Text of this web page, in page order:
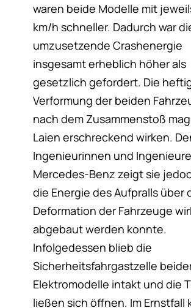
waren beide Modelle mit
km/h schneller. Dadurch war
umzusetzende Crashenergie
insgesamt erheblich höher als
gesetzlich gefordert. Die
Verformung der beiden
nach dem Zusammenstoß
Laien erschreckend wirken.
Ingenieurinnen und
Mercedes-Benz zeigt sie
die Energie des Aufpralls über
Deformation der Fahrzeuge
abgebaut werden konnte.
Infolgedessen blieb die
Sicherheitsfahrgastzelle
Elektromodelle intakt und die
ließen sich öffnen. Im Ernstfall